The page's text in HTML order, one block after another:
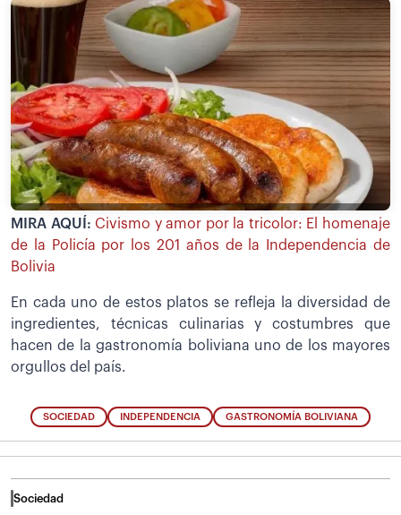
MIRA AQUÍ: Civismo y amor por la tricolor: El homenaje
de la Policía por los 201 años de la Independencia de
Bolivia
En cada uno de estos platos se refleja la diversidad de
ingredientes, técnicas culinarias y costumbres que
hacen de la gastronomía boliviana uno de los mayores
orgullos del país.
SOCIEDAD INDEPENDENCIA GASTRONOMÍA BOLIVIANA
Sociedad